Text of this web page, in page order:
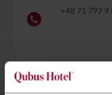
+48 71 797 9
Chcesz